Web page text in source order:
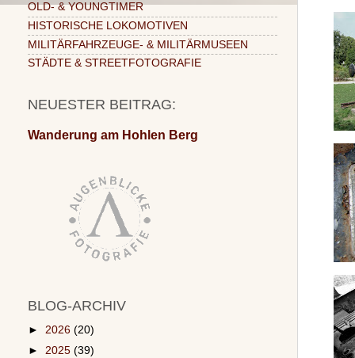
OLD- & YOUNGTIMER
HISTORISCHE LOKOMOTIVEN
MILITÄRFAHRZEUGE- & MILITÄRMUSEEN
STÄDTE & STREETFOTOGRAFIE
NEUESTER BEITRAG:
Wanderung am Hohlen Berg
BLOG-ARCHIV
► 2026 (20)
► 2025 (39)